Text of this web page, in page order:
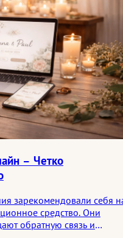
– Четко
зарекомендовали себя
средство. Они
обратную связь и